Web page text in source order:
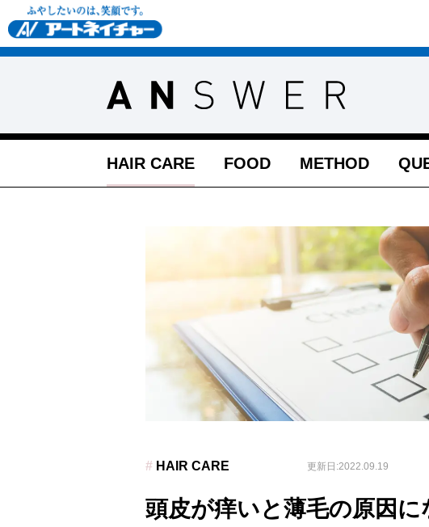
HAIR CARE FOOD METHOD
# HAIR CARE 更新日:2022.09.19
頭皮が痒いと薄毛の原因